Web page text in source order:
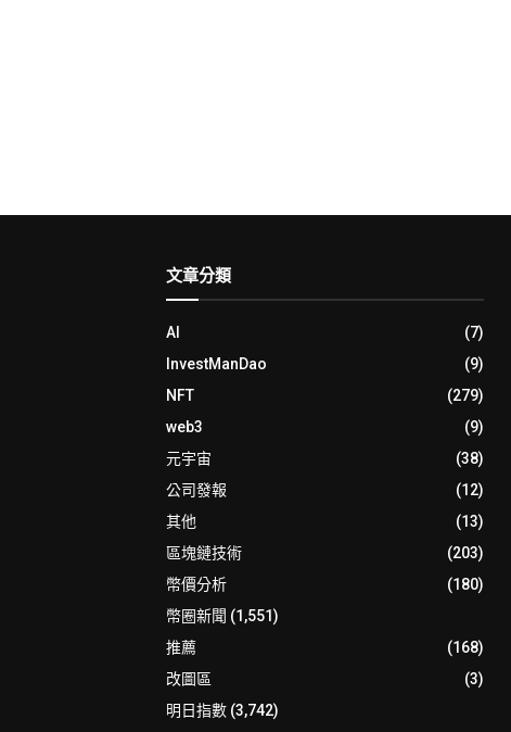
文章分類
AI
(7)
InvestManDao
(9)
NFT
(279)
web3
(9)
元宇宙
(38)
公司發報
(12)
其他
(13)
區塊鏈技術
(203)
幣價分析
(180)
幣圈新聞 (1,551)
推薦
(168)
改圖區
(3)
明日指數(3,742)